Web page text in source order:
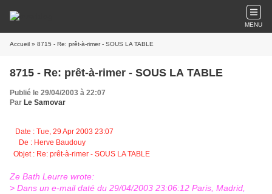
MENU
Accueil » 8715 - Re: prêt-à-rimer - SOUS LA TABLE
8715 - Re: prêt-à-rimer - SOUS LA TABLE
Publié le 29/04/2003 à 22:07
Par Le Samovar
Date : Tue, 29 Apr 2003 23:07
De : Herve Baudouy
Objet : Re: prêt-à-rimer - SOUS LA TABLE
Ze Bath Leurre wrote:
> Dans un e-mail daté du 29/04/2003 23:06:12 Paris, Madrid,